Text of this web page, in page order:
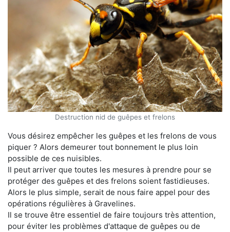
Destruction nid de guêpes et frelons
Vous désirez empêcher les guêpes et les frelons de vous
piquer ? Alors demeurer tout bonnement le plus loin
possible de ces nuisibles.
Il peut arriver que toutes les mesures à prendre pour se
protéger des guêpes et des frelons soient fastidieuses.
Alors le plus simple, serait de nous faire appel pour des
opérations régulières à Gravelines.
Il se trouve être essentiel de faire toujours très attention,
pour éviter les problèmes d'attaque de guêpes ou de